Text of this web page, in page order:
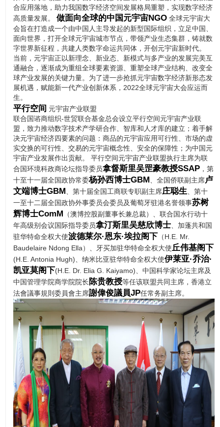
合应用落地，助力我国数字经济空间发展格局重塑，实现数字经济
高质量发展。做面向全球的中国元宇宙NGO 全球元宇宙大
会旨在打造成一个由中国人主导发起的新型国际组织，立足中国、
面向世界，打开全球元宇宙城市节点，带领产业生态集群，铸就数
字世界新征程，共建人类数字命运共同体，开创元宇宙新时代。
当前，元宇宙正以新理念、新业态、新模式与多产业的发展完美互
通融合，逐渐成为重组全球要素资源、重塑全球产业结构、改变全
球产业发展的关键力量。为了进一步抢抓元宇宙数字经济新形态发
展机遇，赋能新一代产业创新体系，2022全球元宇宙大会应运而
生。
平行空间 元宇宙产业联盟
联合国谘商组织-世贸联合基金总会设立平行空间元宇宙产业联
盟，致力推动数字技术产学研合作、智库和人才库的建立；着手解
决元宇宙经济四要素的问题：商品的元宇宙应用可行性、市场的虚
实交换的可行性、交易的元宇宙概念性、安全的保障性；为中国元
宇宙产业发展作出贡献。 平行空间元宇宙产业联盟执行主席为联
合国环境科政商论坛指导委员拿督斯里吴罡豪教授SSAP ，第
十至十一届全国政协常委杨孙西博士GBM 、全国侨联副主席卢
文端博士GBM 、第十届全国工商联专职副主席庄聪生 、第十
一至十二届全国政协外事委员会委员及葡萄牙驻港名誉领事苏树
辉博士ComM （澳博控股副董事长兼总裁）、联合国水行动十
年高级别会议国际指导委员拿汀斯里吴慈欣博士 、加蓬共和国
驻华特命全权大使波德莱尔·恩东·埃拉阁下 （H.E. Mr.
Baudelaire Ndong Ella）、牙买加驻华特命全权大使丘伟基阁下
(H.E. Antonia Hugh)、纳米比亚驻华特命全权大使伊莱亚·乔治·
凯亚莫阁下(H.E. Dr. Elia G. Kaiyamo)、中国科学家论坛主席及
中国管理学院商学院院长陈贵教授等任该联盟共同主席，香港立
法會議事規則委員會主席謝偉俊議員JP任常务副主席。